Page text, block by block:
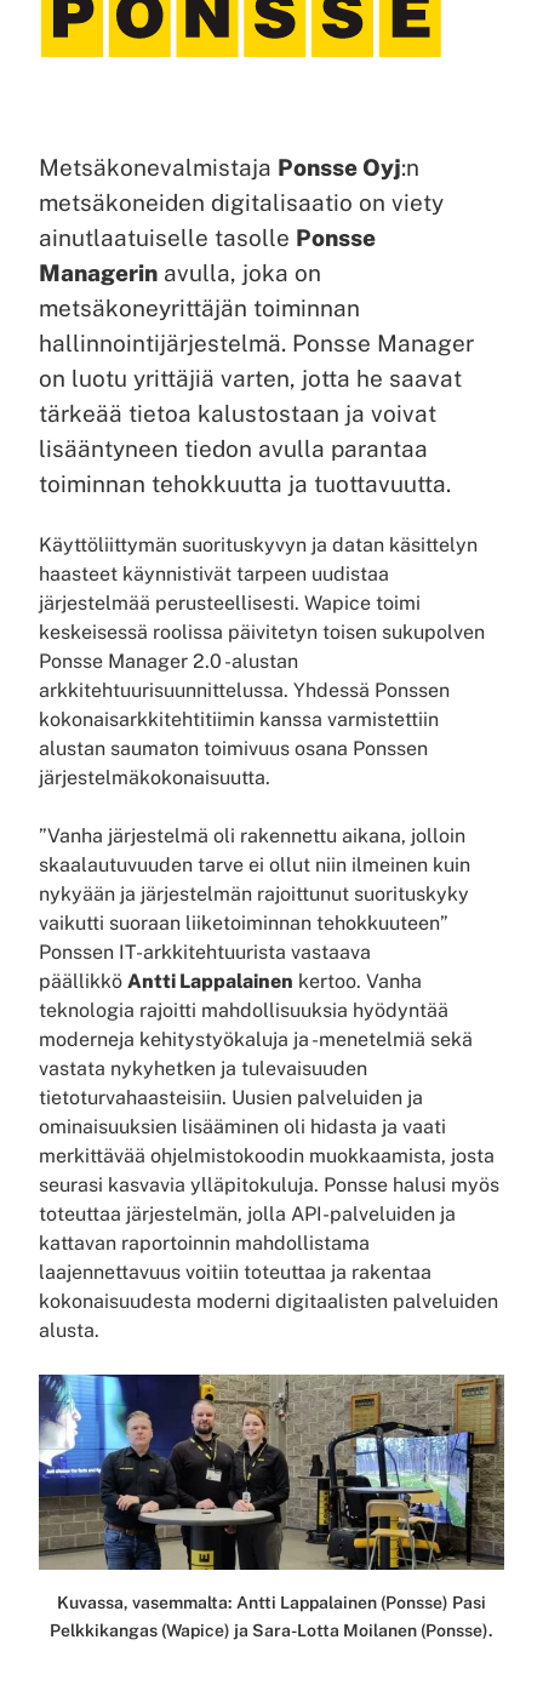
Metsäkonevalmistaja Ponsse Oyj:n
metsäkoneiden digitalisaatio on viety
ainutlaatuiselle tasolle Ponsse
Managerin avulla, joka on
metsäkoneyrittäjän toiminnan
hallinnointijärjestelmä. Ponsse Manager
on luotu yrittäjiä varten, jotta he saavat
tärkeää tietoa kalustostaan ja voivat
lisääntyneen tiedon avulla parantaa
toiminnan tehokkuutta ja tuottavuutta.
Käyttöliittymän suorituskyvyn ja datan käsittelyn
haasteet käynnistivät tarpeen uudistaa
järjestelmää perusteellisesti. Wapice toimi
keskeisessä roolissa päivitetyn toisen sukupolven
Ponsse Manager 2.0 -alustan
arkkitehtuurisuunnittelussa. Yhdessä Ponssen
kokonaisarkkitehtitiimin kanssa varmistettiin
alustan saumaton toimivuus osana Ponssen
järjestelmäkokonaisuutta.
”Vanha järjestelmä oli rakennettu aikana, jolloin
skaalautuvuuden tarve ei ollut niin ilmeinen kuin
nykyään ja järjestelmän rajoittunut suorituskyky
vaikutti suoraan liiketoiminnan tehokkuuteen”
Ponssen IT-arkkitehtuurista vastaava
päällikkö Antti Lappalainen kertoo. Vanha
teknologia rajoitti mahdollisuuksia hyödyntää
moderneja kehitystyökaluja ja -menetelmiä sekä
vastata nykyhetken ja tulevaisuuden
tietoturvahaasteisiin. Uusien palveluiden ja
ominaisuuksien lisääminen oli hidasta ja vaati
merkittävää ohjelmistokoodin muokkaamista, josta
seurasi kasvavia ylläpitokuluja. Ponsse halusi myös
toteuttaa järjestelmän, jolla API-palveluiden ja
kattavan raportoinnin mahdollistama
laajennettavuus voitiin toteuttaa ja rakentaa
kokonaisuudesta moderni digitaalisten palveluiden
alusta.
Kuvassa, vasemmalta: Antti Lappalainen (Ponsse) Pasi
Pelkkikangas (Wapice) ja Sara-Lotta Moilanen (Ponsse).